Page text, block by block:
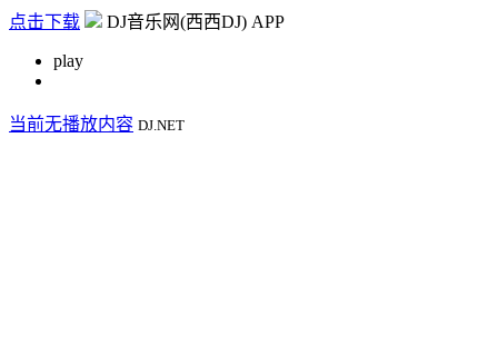
点击下载 DJ音乐网(西西DJ) APP
play
当前无播放内容 DJ.NET